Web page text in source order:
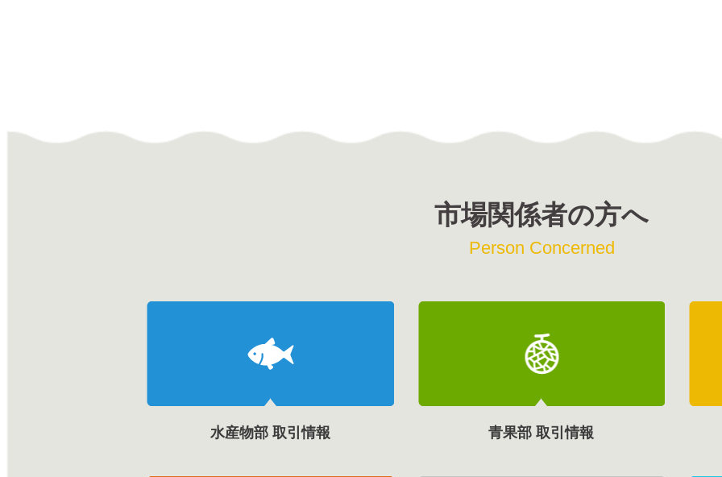
市場関係者の方へ
Person Concerned
水産物部 取引情報 青果部 取引情報